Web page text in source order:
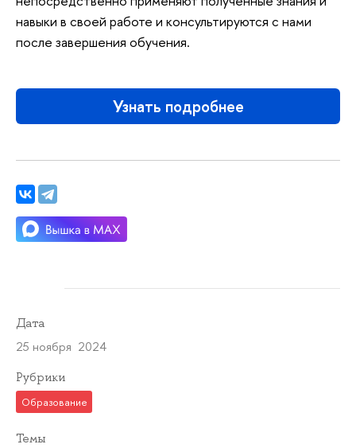
навыки в своей работе и консультируются с нами
после завершения обучения.
Узнать подробнее
Дата
25 ноября 2024
Рубрики
Образование
Темы